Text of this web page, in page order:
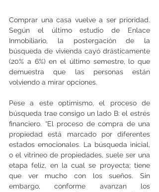
Comprar una casa vuelve a ser prioridad.
Según el último estudio de Enlace
Inmobiliario, la postergación de la
búsqueda de vivienda cayó drásticamente
(20% a 6%) en el último semestre, lo que
demuestra que las personas están
volviendo a mirar opciones.
Pese a este optimismo, el proceso de
búsqueda trae consigo un lado B: el estrés
financiero. “El proceso de compra de una
propiedad está marcado por diferentes
estados emocionales. La búsqueda inicial,
o el vitrineo de propiedades, suele ser una
etapa feliz, en la cual se proyecta; tiene
que ver mucho con los sueños. Sin
embargo, conforme avanzan los